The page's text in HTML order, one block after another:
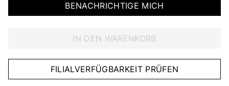
BENACHRICHTIGE MICH
IN DEN WARENKORB
FILIALVERFÜGBARKEIT PRÜFEN